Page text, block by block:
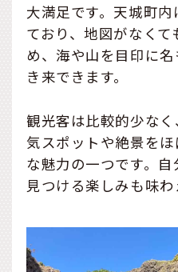
大満足です。天城町
ており、地図がなく
め、海や山を目印に
き来できます。
観光客は比較的少な
気スポットや絶景を
な魅力の一つです。
見つける楽しみも味わ